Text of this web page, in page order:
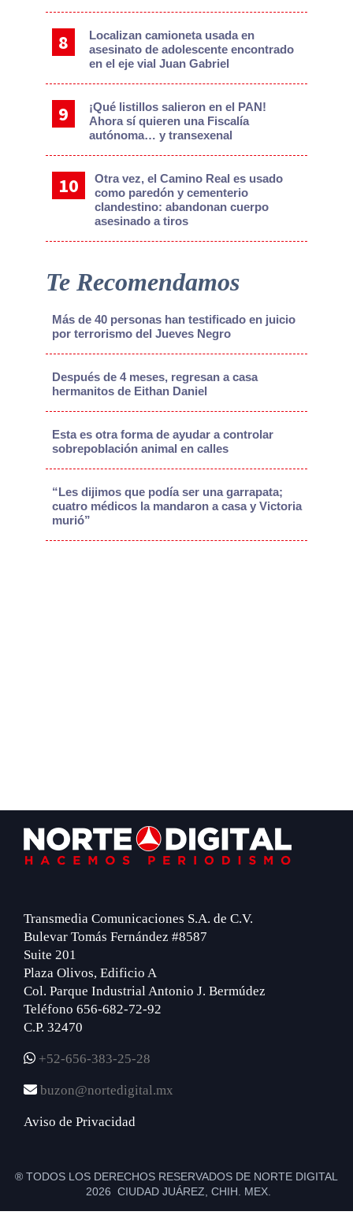
Localizan camioneta usada en
asesinato de adolescente encontrado
en el eje vial Juan Gabriel
¡Qué listillos salieron en el PAN!
Ahora sí quieren una Fiscalía
autónoma… y transexenal
Otra vez, el Camino Real es usado
como paredón y cementerio
clandestino: abandonan cuerpo
asesinado a tiros
Te Recomendamos
Más de 40 personas han testificado en juicio
por terrorismo del Jueves Negro
Después de 4 meses, regresan a casa
hermanitos de Eithan Daniel
Esta es otra forma de ayudar a controlar
sobrepoblación animal en calles
“Les dijimos que podía ser una garrapata;
cuatro médicos la mandaron a casa y Victoria
murió”
Footer
Transmedia Comunicaciones S.A. de C.V.
Bulevar Tomás Fernández #8587
Suite 201
Plaza Olivos, Edificio A
Col. Parque Industrial Antonio J. Bermúdez
Teléfono 656-682-72-92
C.P. 32470
+52-656-383-25-28
buzon@nortedigital.mx
Aviso de Privacidad
® TODOS LOS DERECHOS RESERVADOS DE NORTE DIGITAL
2026 CIUDAD JUÁREZ, CHIH. MEX.